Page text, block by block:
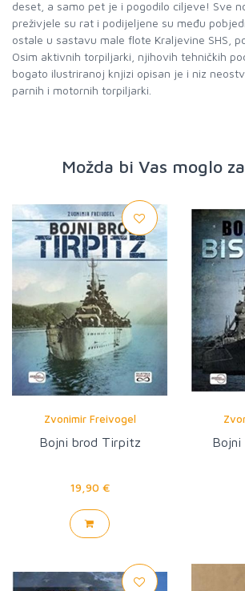
deset, a samo pet je i pogodilo ciljeve! Sve
preživjele su rat i podijeljene su među
ostale u sastavu male flote Kraljevine SHS,
Osim aktivnih torpiljarki, njihovih tehničkih
bogato ilustriranoj knjizi opisan je i niz
parnih i motornih torpiljarki.
Možda bi Vas moglo
Zvonimir Freivogel
Bojni brod Tirpitz
19,90 €
Bojni